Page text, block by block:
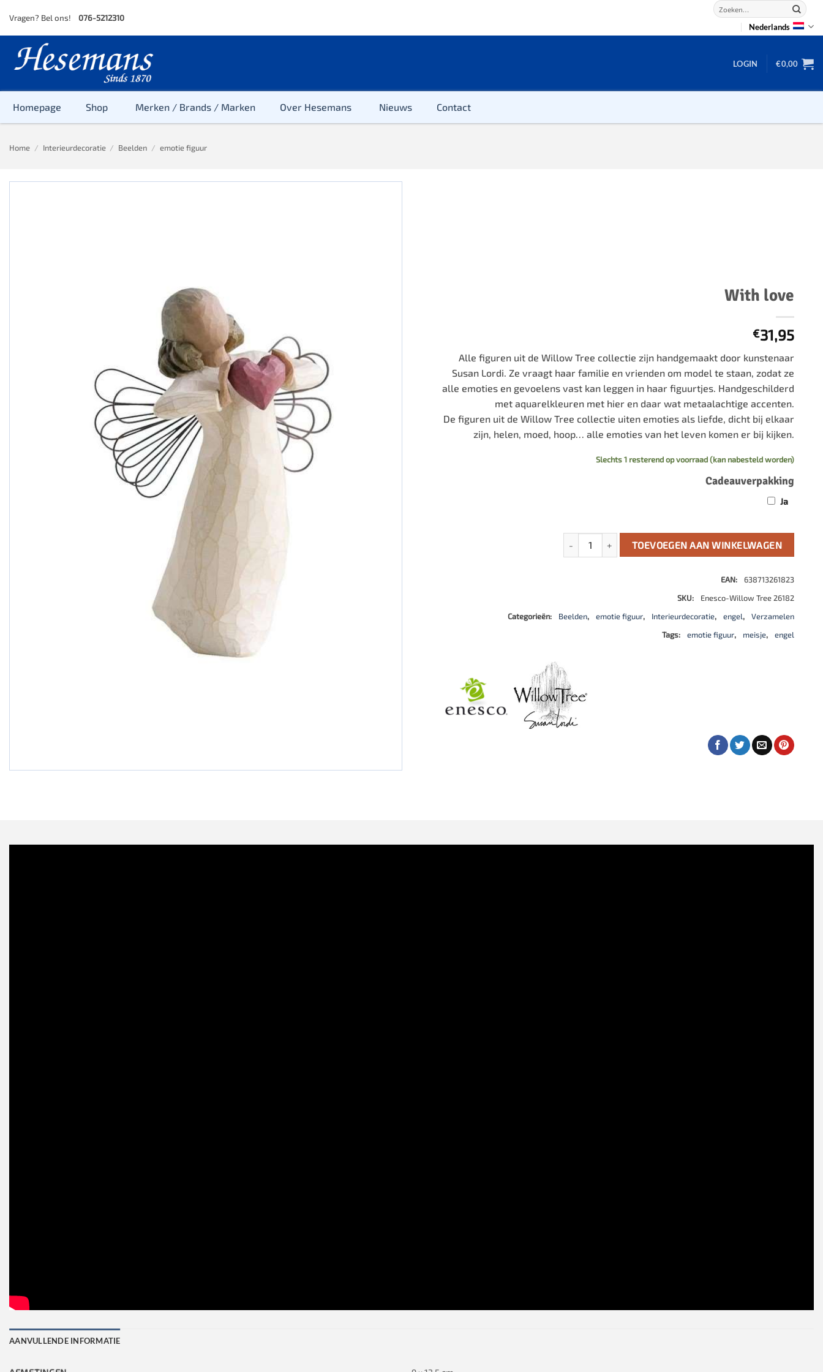
content
Vragen? Bel ons! 076-5212310
Zoeken
naar:
Nederlands
LOGIN €0,00
Homepage Shop
1000 stukjes
1500 stukjes
2000 stukjes
3000 stukjes
5000 stukjes
Schaken
schaakklok
schaakset
schaakstukken
Merken / Brands / Marken Over Hesemans Nieuws Contact
Home / Interieurdecoratie / Beelden / emotie figuur
With love
€31,95
Alle figuren uit de Willow Tree collectie zijn handgemaakt door kunstenaar
Susan Lordi. Ze vraagt haar familie en vrienden om model te staan, zodat ze
alle emoties en gevoelens vast kan leggen in haar figuurtjes. Handgeschilderd
met aquarelkleuren met hier en daar wat metaalachtige accenten.
De figuren uit de Willow Tree collectie uiten emoties als liefde, dicht bij elkaar
zijn, helen, moed, hoop… alle emoties van het leven komen er bij kijken.
Slechts 1 resterend op voorraad (kan nabesteld worden)
Cadeauverpakking
Ja
TOEVOEGEN AAN WINKELWAGEN
EAN:
638713261823
SKU:
Enesco-Willow Tree 26182
Categorieën:
Beelden, emotie figuur, Interieurdecoratie, engel,
Verzamelen
Tags:
emotie figuur, meisje, engel
AANVULLENDE INFORMATIE